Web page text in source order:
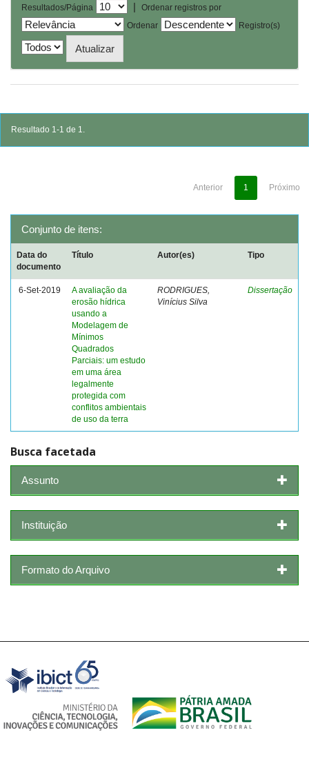
Resultados/Página |
Ordenar registros por
Ordenar
Registro(s)
Resultado 1-1 de 1.
Anterior 1 Próximo
Conjunto de itens:
Data do
documento
Título Autor(es) Tipo
6-Set-2019
A avaliação da
erosão hídrica
usando a
Modelagem de
Mínimos
Quadrados
Parciais: um estudo
em uma área
legalmente
protegida com
conflitos ambientais
de uso da terra
RODRIGUES,
Vinícius Silva
Dissertação
Busca facetada
Assunto
Instituição
Formato do Arquivo